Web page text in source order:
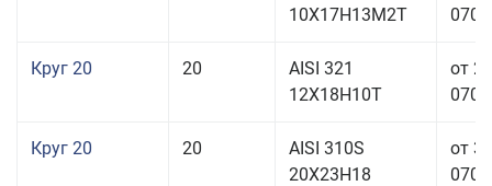
10Х17Н13М2Т
Круг 20 20
AISI 321
12Х18Н10Т
от
Круг 20 20
AISI 310S
20Х23Н18
от